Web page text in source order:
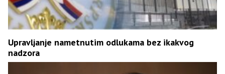
Upravljanje nametnutim odlukama bez ikakvog
nadzora